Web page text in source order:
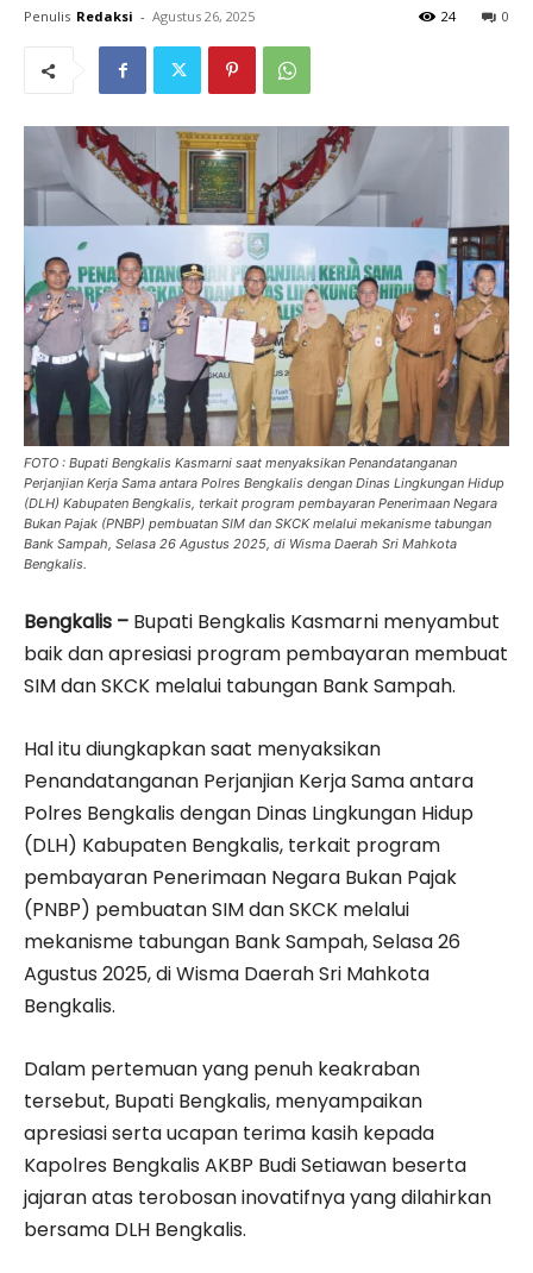
Penulis Redaksi - Agustus 26, 2025 0
24
FOTO : Bupati Bengkalis Kasmarni saat menyaksikan Penandatanganan
Perjanjian Kerja Sama antara Polres Bengkalis dengan Dinas Lingkungan Hidup
(DLH) Kabupaten Bengkalis, terkait program pembayaran Penerimaan Negara
Bukan Pajak (PNBP) pembuatan SIM dan SKCK melalui mekanisme tabungan
Bank Sampah, Selasa 26 Agustus 2025, di Wisma Daerah Sri Mahkota
Bengkalis.
Bengkalis – Bupati Bengkalis Kasmarni menyambut
baik dan apresiasi program pembayaran membuat
SIM dan SKCK melalui tabungan Bank Sampah.
Hal itu diungkapkan saat menyaksikan
Penandatanganan Perjanjian Kerja Sama antara
Polres Bengkalis dengan Dinas Lingkungan Hidup
(DLH) Kabupaten Bengkalis, terkait program
pembayaran Penerimaan Negara Bukan Pajak
(PNBP) pembuatan SIM dan SKCK melalui
mekanisme tabungan Bank Sampah, Selasa 26
Agustus 2025, di Wisma Daerah Sri Mahkota
Bengkalis.
Dalam pertemuan yang penuh keakraban
tersebut, Bupati Bengkalis, menyampaikan
apresiasi serta ucapan terima kasih kepada
Kapolres Bengkalis AKBP Budi Setiawan beserta
jajaran atas terobosan inovatifnya yang dilahirkan
bersama DLH Bengkalis.